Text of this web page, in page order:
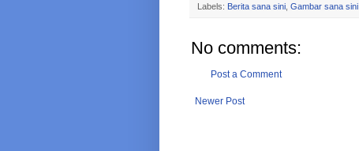
Labels: Berita sana sini Gambar sana sini
No comments:
Post a Comment
Newer Post